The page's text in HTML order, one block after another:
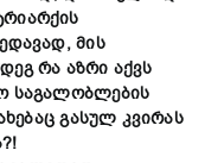
მის
რა აზრი აქვს
საგალობლების
გასულ კვირას